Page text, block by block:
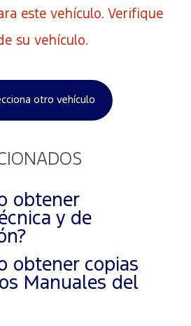
este vehículo. Verifique
su vehículo.
otro vehículo
obtener
y de
obtener copias
Manuales del